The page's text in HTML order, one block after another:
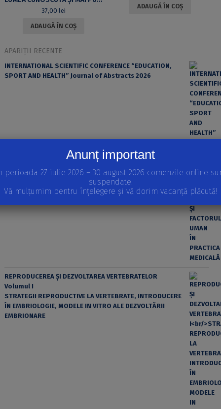
37,00 lei
ADAUGĂ ÎN COȘ
ADAUGĂ ÎN COȘ
APARIȚII RECENTE
INTERNATIONAL SCIENTIFIC CONFERENCE “EDUCATION,
SPORT AND HEALTH” Journal of Abstracts 2026
EROAREA ȘI FACTORUL UMAN ÎN PRACTICA MEDICALĂ
REPRODUCEREA ȘI DEZVOLTAREA VERTEBRATELOR
Volumul I
STRATEGII REPRODUCTIVE LA VERTEBRATE, INTRODUCERE
ÎN EMBRIOLOGIE, MODELE IN VITRO ALE DEZVOLTĂRII
EMBRIONARE
Anunț important
perioada 27 iulie 2026 – 30 august 2026 comenzile online
suspendate.
Vă mulțumim pentru înțelegere și vă dorim vacanță plăcută!